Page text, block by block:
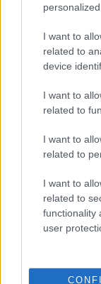
I want to
related to
device
I want to
related to
I want to
related to
I want to
related to
functionality
user
Quali
Il prezzo di
è influenzato
domanda e
finanziari, il
di alternative
delle grandi
economica, e